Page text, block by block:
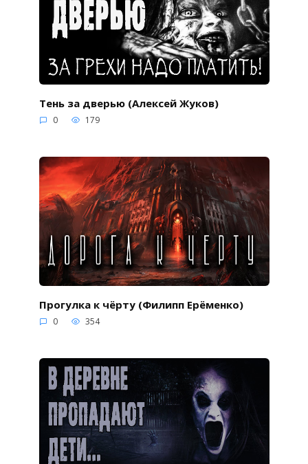
Тень за дверью (Алексей Жуков)
0 179
Прогулка к чёрту (Филипп Ерёменко)
0 354